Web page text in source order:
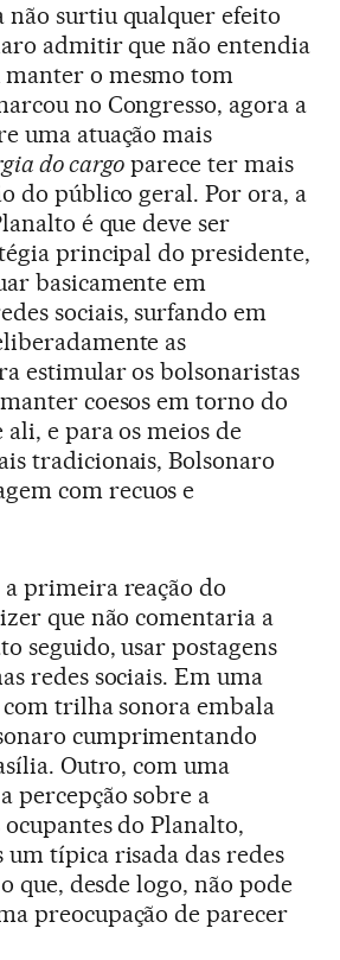
não surtiu qualquer efeito
admitir que não entendia
o mesmo tom
no Congresso, agora a
uma atuação mais
do cargo parece ter mais
do público geral. Por ora, a
é que deve ser
principal do presidente,
basicamente em
sociais, surfando em
as
estimular os bolsonaristas
coesos em torno do
e para os meios de
tradicionais, Bolsonaro
com recuos e
primeira reação do
que não comentaria a
seguido, usar postagens
redes sociais. Em uma
trilha sonora embala
cumprimentando
Outro, com uma
percepção sobre a
do Planalto,
um típica risada das redes
que, desde logo, não pode
preocupação de parecer